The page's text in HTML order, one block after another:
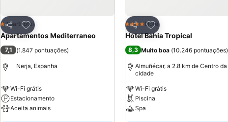
Partilhar
Adicionar aos favoritos
1 Estrelas
Aparthotel
Apartamentos Mediterraneo
7,1 (1.847 pontuações)
Nerja, Espanha
Wi-Fi grátis
Estacionamento
Aceita animais
Partilhar
Adicionar aos favoritos
4 EstrelasHotel
Hotel Bahia Tropical
8,3 Muito boa (10.246 pontuações)
Almuñécar, a 2.8 km de Centro da
cidade
Wi-Fi grátis
Piscina
Spa